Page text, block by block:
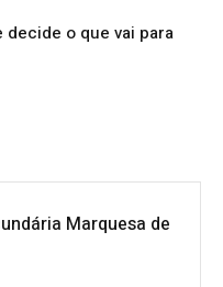
decide o que vai para
Marquesa de